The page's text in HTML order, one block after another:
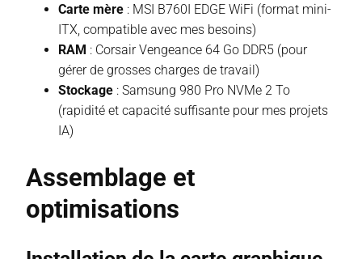
Carte mère : MSI B760I EDGE WiFi (format mini-
ITX, compatible avec mes besoins)
RAM : Corsair Vengeance 64 Go DDR5 (pour
gérer de grosses charges de travail)
Stockage : Samsung 980 Pro NVMe 2 To
(rapidité et capacité suffisante pour mes projets
IA)
Assemblage et
optimisations